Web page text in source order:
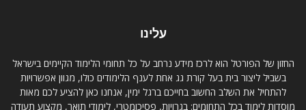
עלינו
החזון של הפורטל הוא לרכז מידע נרחב על כל תחומי הלימוד הקיימים בישראל
בשביל ליצור בית בעל קורת גג אחת לענף הלימודים כולו, מגוון אפשרויות
להתחיל את השלב החשוב בחייכם ברגל ימין, אנחנו כאן להציע לכם מאות
מוסדות לימוד בכל התחומים: בגרויות, פסיכומטרי, לימודי תואר, מקצוע תעודה